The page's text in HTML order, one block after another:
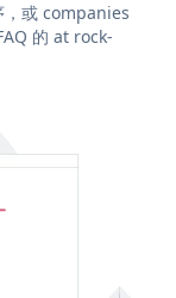
，或 companies
的 at rock-